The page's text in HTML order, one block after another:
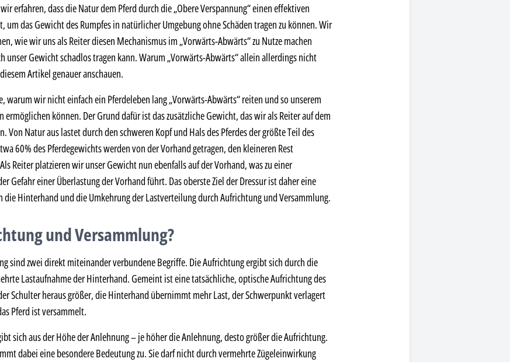
erfahren, dass die Natur dem Pferd durch die „Obere Verspannung“ einen effektiven
um das Gewicht des Rumpfes in natürlicher Umgebung ohne Schäden tragen zu können. Wir
wie wir uns als Reiter diesen Mechanismus im „Vorwärts-Abwärts“ zu Nutze machen
unser Gewicht schadlos tragen kann. Warum „Vorwärts-Abwärts“ allein allerdings nicht
Artikel genauer anschauen.
warum wir nicht einfach ein Pferdeleben lang „Vorwärts-Abwärts“ reiten und so unserem
ermöglichen können. Der Grund dafür ist das zusätzliche Gewicht, das wir als Reiter auf dem
Von Natur aus lastet durch den schweren Kopf und Hals des Pferdes der größte Teil des
60% des Pferdegewichts werden von der Vorhand getragen, den kleineren Rest
Reiter platzieren wir unser Gewicht nun ebenfalls auf der Vorhand, was zu einer
Gefahr einer Überlastung der Vorhand führt. Das oberste Ziel der Dressur ist daher eine
die Hinterhand und die Umkehrung der Lastverteilung durch Aufrichtung und Versammlung.
und Versammlung?
sind zwei direkt miteinander verbundene Begriffe. Die Aufrichtung ergibt sich durch die
Lastaufnahme der Hinterhand. Gemeint ist eine tatsächliche, optische Aufrichtung des
Schulter heraus größer, die Hinterhand übernimmt mehr Last, der Schwerpunkt verlagert
Pferd ist versammelt.
sich aus der Höhe der Anlehnung – je höher die Anlehnung, desto größer die Aufrichtung.
dabei eine besondere Bedeutung zu. Sie darf nicht durch vermehrte Zügeleinwirkung